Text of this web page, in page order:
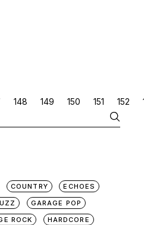
148 149 150 151 152
COUNTRY
ECHOES
GARAGE POP
ROCK
HARDCORE